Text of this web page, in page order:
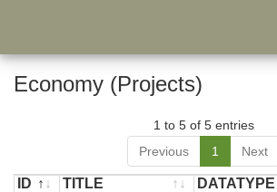
Economy (Projects)
1 to 5 of 5 entries
Previous
1 Next
ID TITLE DATATYPE